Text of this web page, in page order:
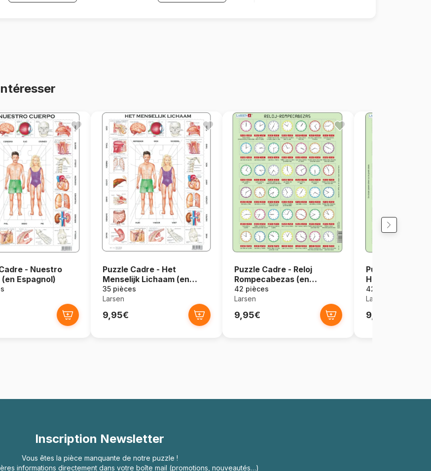
- Nuestro
Espagnol)
Puzzle Cadre - Het
Menselijk Lichaam (en
Hollandais)
35 pièces
Larsen
9,95€
Puzzle Cadre - Reloj
Rompecabezas (en
Espagnol)
42 pièces
Larsen
9,95€
Puzzle Cadre -
Het (en
42 pièces
Larsen
9,95€
Inscription Newsletter
Vous êtes la pièce manquante de notre puzzle !
informations directement dans votre boîte mail (promotions, nouveautés…)